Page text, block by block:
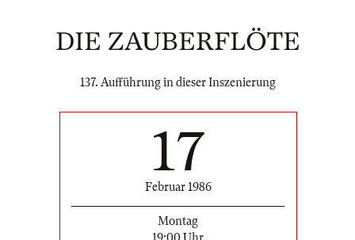
DIE ZAUBERFLÖTE
137. Aufführung in dieser Inszenierung
17
Februar 1986
Montag
19:00 Uhr